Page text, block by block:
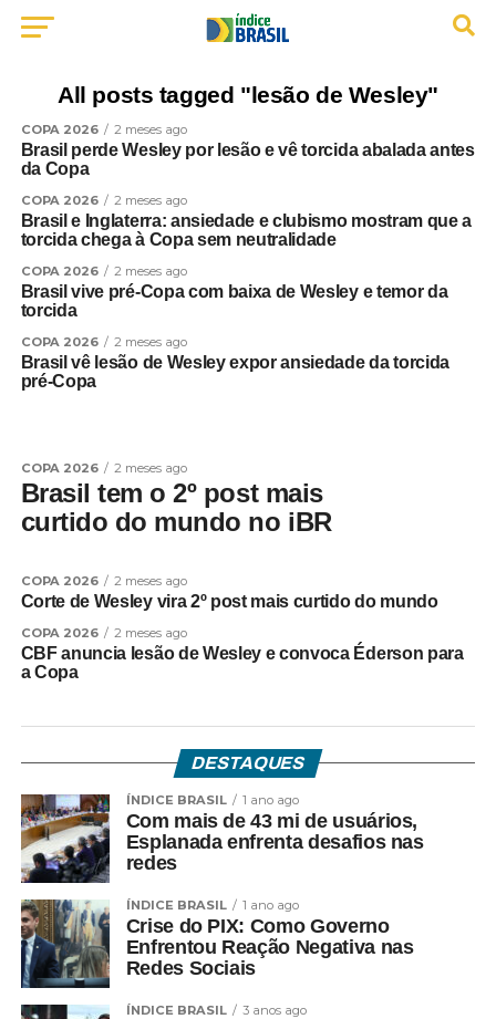
All posts tagged "lesão de Wesley"
COPA 2026 2 meses ago
Brasil perde Wesley por lesão e vê torcida abalada antes
da Copa
COPA 2026 2 meses ago
Brasil e Inglaterra: ansiedade e clubismo mostram que a
torcida chega à Copa sem neutralidade
COPA 2026 2 meses ago
Brasil vive pré-Copa com baixa de Wesley e temor da
torcida
COPA 2026 2 meses ago
Brasil vê lesão de Wesley expor ansiedade da torcida
pré-Copa
COPA 2026 2 meses ago
Brasil tem o 2º post mais
curtido do mundo no iBR
COPA 2026 2 meses ago
Corte de Wesley vira 2º post mais curtido do mundo
COPA 2026 2 meses ago
CBF anuncia lesão de Wesley e convoca Éderson para
a Copa
DESTAQUES
ÍNDICE BRASIL 1 ano ago
Com mais de 43 mi de usuários,
Esplanada enfrenta desafios nas
redes
ÍNDICE BRASIL 1 ano ago
Crise do PIX: Como Governo
Enfrentou Reação Negativa nas
Redes Sociais
ÍNDICE BRASIL 3 anos ago